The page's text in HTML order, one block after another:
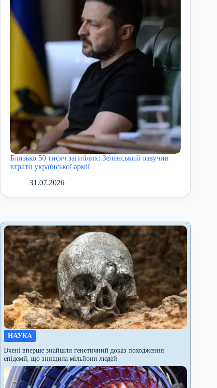
Близько 50 тисяч загиблих: Зеленський озвучив
втрати української армії
31.07.2026
НАУКА
Вчені вперше знайшли генетичний доказ походження
епідемії, що знищила мільйони людей